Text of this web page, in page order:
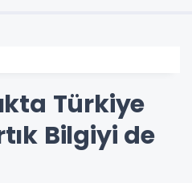
Türkiye
Bilgiyi de